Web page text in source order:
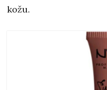
kožu.